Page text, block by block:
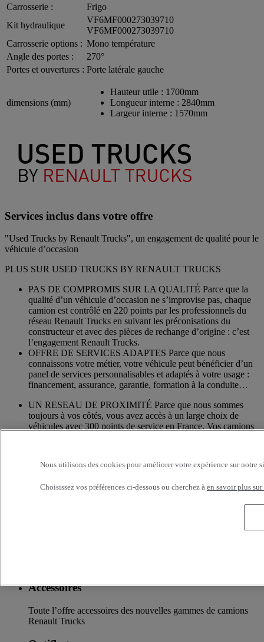
Carrosserie :
Frigo
Kit hydraulique
VF6MF000273039710
VF6MF000273039710
Carrosserie options : Mono température
Angle des portes :
270°
Portes et ouvertures : Porte latérale gauche
dimensions (mm)
Hauteur utile : 1700mm
Longueur interne : 2840mm
Largeur interne : 1570mm
Services inclus dans votre offre
"Used Trucks by Renault Trucks", un engagement de qualité pour le
véhicule d’occasion
PLUS SUR USED TRUCKS BY RENAULT TRUCKS
PAS DE COMPROMIS SUR LA QUALITÉ Parce que la
qualité d’un véhicule d’occasion ne s’improvise pas, chaque
camion est contrôlé en 220 points par les professionnels du
réseau Renault Trucks en suivant les préconisations du
constructeur et avec des pièces de rechange d’origine : c’est
l’engagement Renault Trucks.
OFFRE DE SERVICES ADAPTES Parce que nous
connaissons votre métier, votre véhicule peut bénéficier d’un
panel de services personnalisables et adaptés à votre usage :
financement, assurance, garantie, formation à la conduite…
UN RESEAU DE PROXIMITÉ Parce que nous sommes
toujours à vos côtés, vous avez accès à un large choix de
véhicules avec 300 points de service en France. Vos camions
Services additionnels
Accessoires
Toute l’offre accessoires des nouvelles gammes de camions
Renault Trucks
Nous utilisons des cookies pour améliorer votre expérience sur notre
Choisissez vos préférences ci-dessous ou cherchez à en savoir plus